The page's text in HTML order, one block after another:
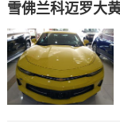
雪佛兰科迈罗大